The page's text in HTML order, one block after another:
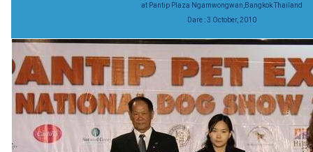
at Pantip Plaza Ngamwongwan,Bangkok Thailand
Dare : 3 October, 2010